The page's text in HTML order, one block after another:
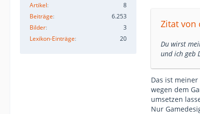
Artikel
8
Beiträge
6.253
Bilder
3
Lexikon-Einträge
20
Zitat von
Du wirst
und ich geb
Das ist
wegen dem
umsetzen
Nur